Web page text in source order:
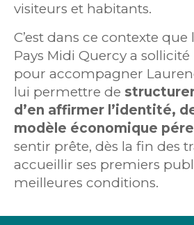
visiteurs et habitants.
C’est dans ce contexte que
Pays Midi Quercy a sollicité
pour accompagner
lui permettre de
d’en affirmer l’identité,
modèle économique
sentir prête, dès la fin des
accueillir ses premiers
meilleures conditions.